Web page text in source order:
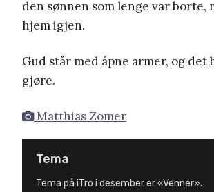
den sønnen som lenge var borte,
hjem igjen.
Gud står med åpne armer, og det
gjøre.
Matthias Zomer
Tema
Tema på iTro i desember er «Venner».